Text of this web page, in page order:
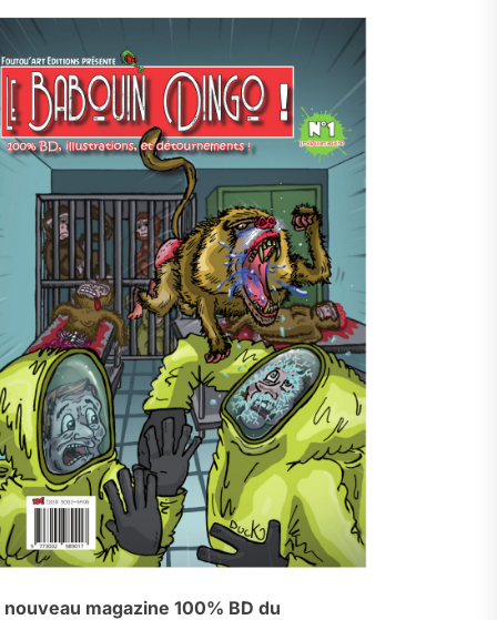
nouveau magazine 100% BD du